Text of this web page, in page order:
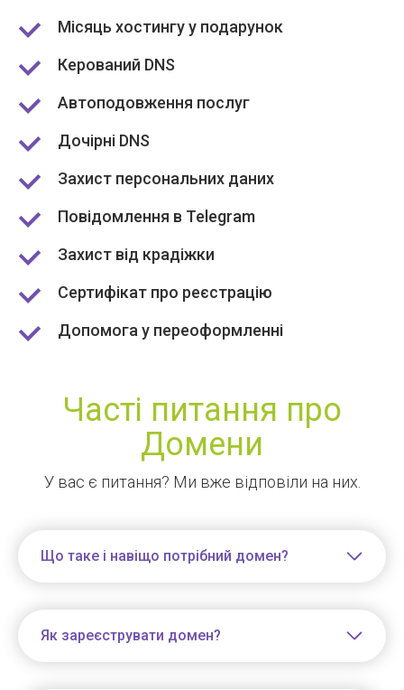
Місяць хостингу у подарунок
Керований DNS
Автоподовження послуг
Дочірні DNS
Захист персональних даних
Повідомлення в Telegram
Захист від крадіжки
Сертифікат про реєстрацію
Допомога у переоформленні
Часті питання про
Домени
У вас є питання? Ми вже відповіли на них.
Що таке і навіщо потрібний домен?
Як зареєструвати домен?